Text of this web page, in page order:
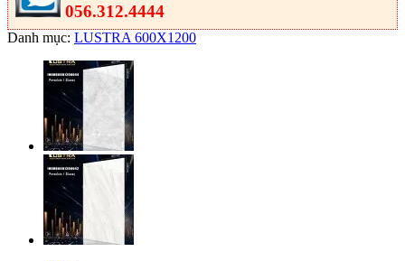
056.312.4444
Danh mục: LUSTRA 600X1200